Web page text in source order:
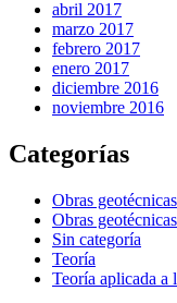
abril 2017
marzo 2017
febrero 2017
enero 2017
diciembre 2016
noviembre 2016
Categorías
Obras geotécnicas
Obras
Sin categoría
Teoría
Teoría aplicada a